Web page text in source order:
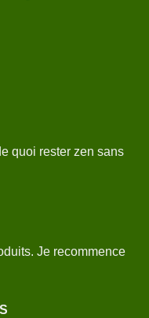
quoi rester zen sans
Je recommence